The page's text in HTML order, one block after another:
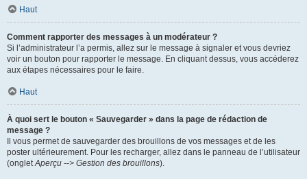
Haut
Comment rapporter des messages à un modérateur ?
Si l’administrateur l’a permis, allez sur le message à signaler et vous devriez
voir un bouton pour rapporter le message. En cliquant dessus, vous accéderez
aux étapes nécessaires pour le faire.
Haut
À quoi sert le bouton « Sauvegarder » dans la page de rédaction de
message ?
Il vous permet de sauvegarder des brouillons de vos messages et de les
poster ultérieurement. Pour les recharger, allez dans le panneau de l’utilisateur
(ongletAperçu --> Gestion des brouillons).